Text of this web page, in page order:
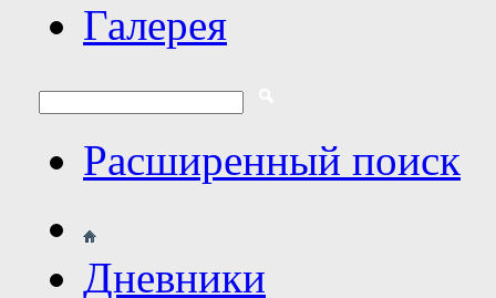
Галерея
Расширенный поиск
Дневники